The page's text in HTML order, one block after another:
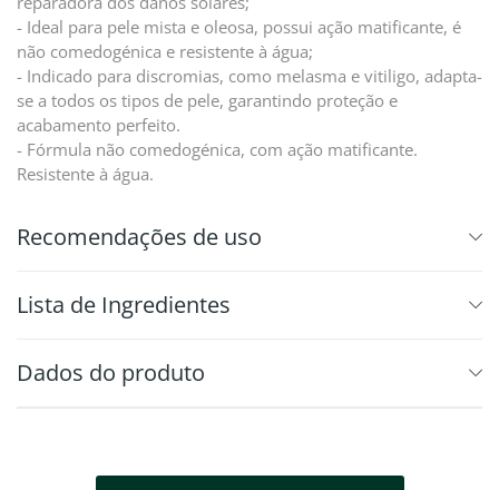
- Ideal para pele mista e oleosa, possui ação matificante, é
não comedogénica e resistente à água;
- Indicado para discromias, como melasma e vitiligo, adapta-
se a todos os tipos de pele, garantindo proteção e
acabamento perfeito.
- Fórmula não comedogénica, com ação matificante.
Resistente à água.
Recomendações de uso
⁠Lista de Ingredientes
Dados do produto